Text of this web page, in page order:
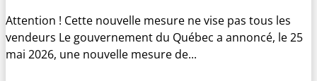
Attention ! Cette nouvelle mesure ne vise pas tous les
vendeurs Le gouvernement du Québec a annoncé, le 25
mai 2026, une nouvelle mesure de...